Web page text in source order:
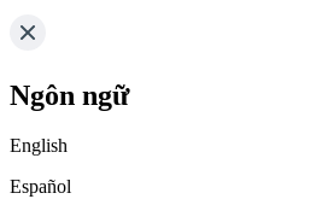
Ngôn ngữ
English
Español